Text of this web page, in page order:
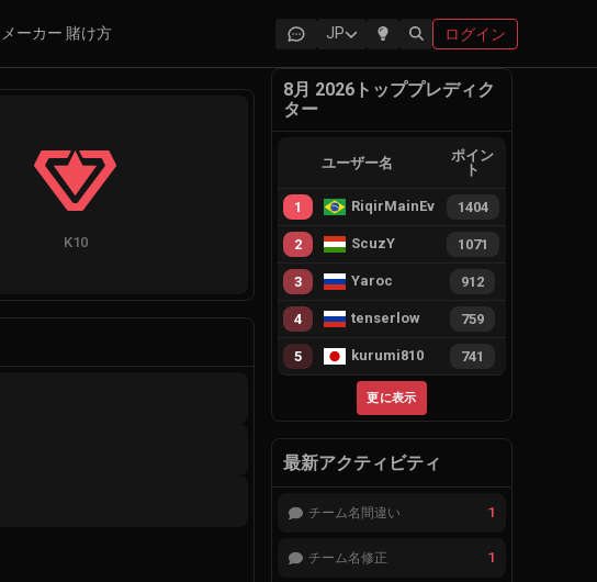
ーカー 賭け方 JP ログイン
K10
8月 2026トッププレディク
ター
ユーザー名
ポイン
ト
1 RiqirMainEvie 1404
2 ScuzY 1071
3 Yaroc 912
4 tenserlow 759
5 kurumi810 741
更に表示
最新アクティビティ
チーム名間違い 1
チーム名修正 1